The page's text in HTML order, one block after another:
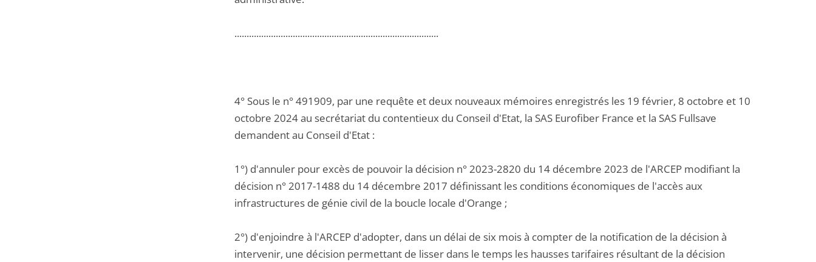
....................................................................................
4° Sous le n° 491909, par une requête et deux nouveaux mémoires enregistrés les 19 février, 8 octobre et 10
octobre 2024 au secrétariat du contentieux du Conseil d'Etat, la SAS Eurofiber France et la SAS Fullsave
demandent au Conseil d'Etat :
1°) d'annuler pour excès de pouvoir la décision n° 2023-2820 du 14 décembre 2023 de l'ARCEP modifiant la
décision n° 2017-1488 du 14 décembre 2017 définissant les conditions économiques de l'accès aux
infrastructures de génie civil de la boucle locale d'Orange ;
2°) d'enjoindre à l'ARCEP d'adopter, dans un délai de six mois à compter de la notification de la décision à
intervenir, une décision permettant de lisser dans le temps les hausses tarifaires résultant de la décision